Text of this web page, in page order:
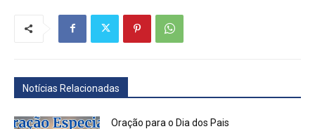
Notícias Relacionadas
Oração para o Dia dos Pais